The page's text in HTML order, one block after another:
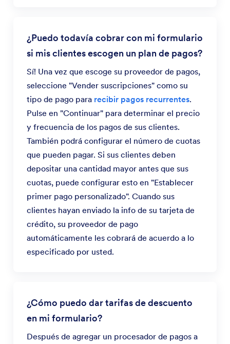
¿Puedo todavía cobrar con mi formulario
si mis clientes escogen un plan de pagos?
Sí! Una vez que escoge su proveedor de pagos,
seleccione "Vender suscripciones" como su
tipo de pago para recibir pagos recurrentes.
Pulse en "Continuar" para determinar el precio
y frecuencia de los pagos de sus clientes.
También podrá configurar el número de cuotas
que pueden pagar. Si sus clientes deben
depositar una cantidad mayor antes que sus
cuotas, puede configurar esto en "Establecer
primer pago personalizado". Cuando sus
clientes hayan enviado la info de su tarjeta de
crédito, su proveedor de pago
automáticamente les cobrará de acuerdo a lo
especificado por usted.
¿Cómo puedo dar tarifas de descuento
en mi formulario?
Después de agregar un procesador de pagos a